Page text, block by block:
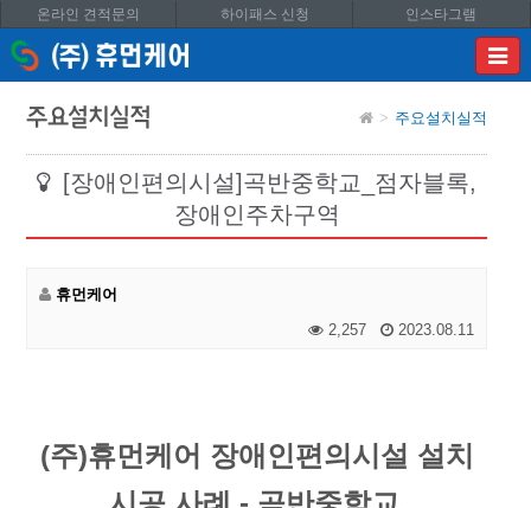
온라인 견적문의 하이패스 신청 인스타그램
이메
입력
주요설치실적 주요설치실적
[장애인편의시설]곡반중학교_점자블록,
장애인주차구역
휴먼케어
2,257
2023.08.11
(주)휴먼케어 장애인편의시설 설치